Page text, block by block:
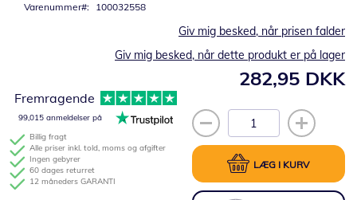
Varenummer 100032558
282,95 DKK
Giv mig besked, når prisen falder
Giv mig besked, når dette produkt er på lager
LÆG I KURV
Billig fragt
Alle priser inkl. told, moms og afgifter
Ingen gebyrer
60 dages returret
12 måneders GARANTI
Fremragende
99,015 anmeldelser på